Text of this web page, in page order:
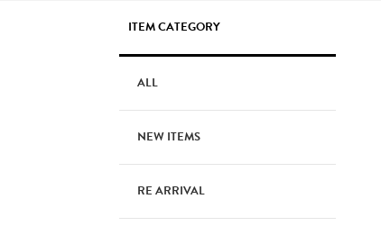
ITEM CATEGORY
ALL
NEW ITEMS
RE ARRIVAL